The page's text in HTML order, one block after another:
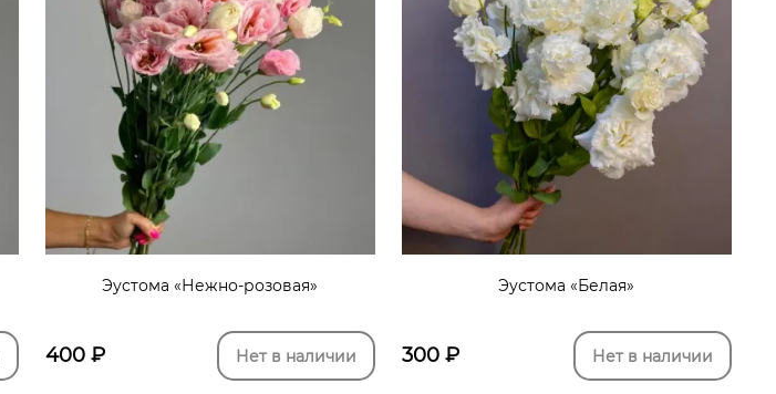
Эустома «Нежно-розовая»
400₽ Нет в наличии
Эустома «Белая»
300₽ Нет в наличии